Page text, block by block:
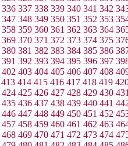
336 337 338 339 340 341 342
347 348 349 350 351 352 353
358 359 360 361 362 363 364
369 370 371 372 373 374 375
380 381 382 383 384 385 386
391 392 393 394 395 396 397
402 403 404 405 406 407 408
413 414 415 416 417 418 419
424 425 426 427 428 429 430
435 436 437 438 439 440 441
446 447 448 449 450 451 452
457 458 459 460 461 462 463
468 469 470 471 472 473 474